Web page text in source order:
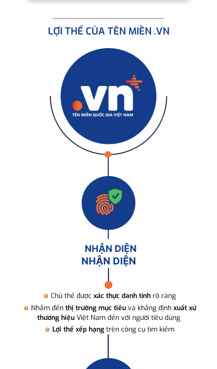
LỢI THẾ CỦA TÊN MIỀN .VN
NHẬN DIỆN
Chủ thể được xác thực danh tính rõ ràng
Nhắm đến thị trường mục tiêuvà khẳng định xuất xứ
thương hiệuViệt Nam đến với người tiêu dùng
Lợi thế xếp hạng trên công cụ tìm kiếm